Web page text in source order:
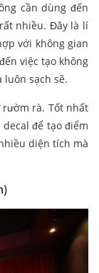
cần dùng đến
nhiều. Đây là lí
với không gian
việc tạo không
sạch sẽ.
rà. Tốt nhất
để tạo điểm
diện tích mà